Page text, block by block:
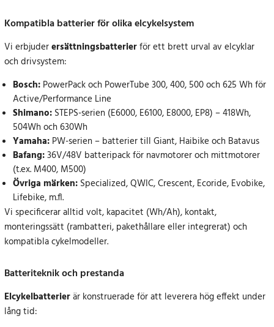
Kompatibla batterier för olika elcykelsystem
Vi erbjuderersättningsbatterierför ett brett urval av elcyklar
och drivsystem:
Bosch: PowerPack och PowerTube 300, 400, 500 och 625 Wh för
Active/Performance Line
Shimano: STEPS-serien (E6000, E6100, E8000, EP8) – 418Wh,
504Wh och 630Wh
Yamaha: PW-serien – batterier till Giant, Haibike och Batavus
Bafang:36V/48V batteripack för navmotorer och mittmotorer
(t.ex. M400, M500)
Övriga märken: Specialized, QWIC, Crescent, Ecoride, Evobike,
Lifebike, m.fl.
Vi specificerar alltid volt, kapacitet (Wh/Ah), kontakt,
monteringssätt (rambatteri, pakethållare eller integrerat) och
kompatibla cykelmodeller.
Batteriteknik och prestanda
Elcykelbatterierär konstruerade för att leverera hög effekt under
lång tid: